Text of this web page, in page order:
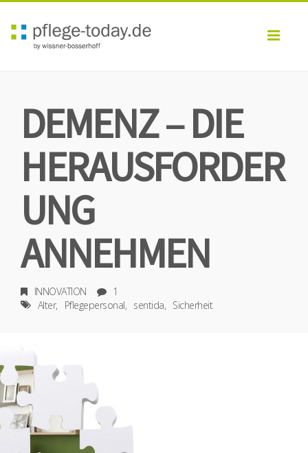
DEMENZ – DIE
HERAUSFORDER
UNG
ANNEHMEN
INNOVATION
1
Alter
Pflegepersonal sentida Sicherheit